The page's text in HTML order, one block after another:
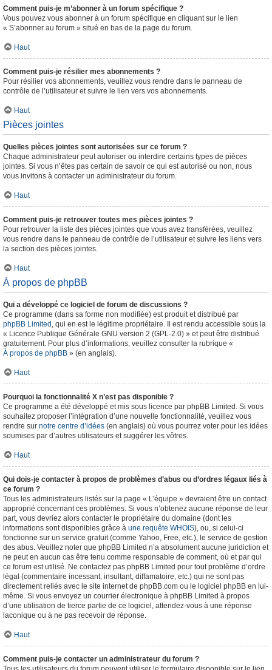
Comment puis-je m’abonner à un forum spécifique ?
Vous pouvez vous abonner à un forum spécifique en cliquant sur le lien
« S’abonner au forum » situé en bas de la page du forum.
Haut
Comment puis-je résilier mes abonnements ?
Pour résilier vos abonnements, veuillez vous rendre dans le panneau de
contrôle de l’utilisateur et suivre le lien vers vos abonnements.
Haut
Pièces jointes
Quelles pièces jointes sont autorisées sur ce forum ?
Chaque administrateur peut autoriser ou interdire certains types de pièces
jointes. Si vous n’êtes pas certain de savoir ce qui est autorisé ou non, nous
vous invitons à contacter un administrateur du forum.
Haut
Comment puis-je retrouver toutes mes pièces jointes ?
Pour retrouver la liste des pièces jointes que vous avez transférées, veuillez
vous rendre dans le panneau de contrôle de l’utilisateur et suivre les liens vers
la section des pièces jointes.
Haut
À propos de phpBB
Qui a développé ce logiciel de forum de discussions ?
Ce programme (dans sa forme non modifiée) est produit et distribué par
phpBB Limited , qui en est le légitime propriétaire. Il est rendu accessible sous la
« Licence Publique Générale GNU version 2 (GPL-2.0) » et peut être distribué
gratuitement. Pour plus d’informations, veuillez consulter la rubrique «
À propos de phpBB » (en anglais).
Haut
Pourquoi la fonctionnalité X n’est pas disponible ?
Ce programme a été développé et mis sous licence par phpBB Limited. Si vous
souhaitez proposer l’intégration d’une nouvelle fonctionnalité, veuillez vous
rendre sur notre centre d’idées (en anglais) où vous pourrez voter pour les idées
soumises par d’autres utilisateurs et suggérer les vôtres.
Haut
Qui dois-je contacter à propos de problèmes d’abus ou d’ordres légaux liés à
ce forum ?
Tous les administrateurs listés sur la page « L’équipe » devraient être un contact
approprié concernant ces problèmes. Si vous n’obtenez aucune réponse de leur
part, vous devriez alors contacter le propriétaire du domaine (dont les
informations sont disponibles grâce à une requête WHOIS), ou, si celui-ci
fonctionne sur un service gratuit (comme Yahoo, Free, etc.), le service de gestion
des abus. Veuillez noter que phpBB Limited n’a absolument aucune juridiction et
ne peut en aucun cas être tenu comme responsable de comment, où et par qui
ce forum est utilisé. Ne contactez pas phpBB Limited pour tout problème d’ordre
légal (commentaire incessant, insultant, diffamatoire, etc.) qui ne sont pas
directement reliés avec le site internet de phpBB.com ou le logiciel phpBB en lui-
même. Si vous envoyez un courrier électronique à phpBB Limited à propos
d’une utilisation de tierce partie de ce logiciel, attendez-vous à une réponse
laconique ou à ne pas recevoir de réponse.
Haut
Comment puis-je contacter un administrateur du forum ?